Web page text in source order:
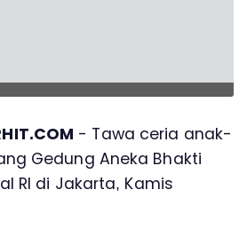
- Tawa ceria anak-
Gedung Aneka Bhakti
RI di Jakarta, Kamis